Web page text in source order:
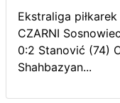
Ekstraliga
CZARNI
0:2 Stanović (74)
Shahbazyan...